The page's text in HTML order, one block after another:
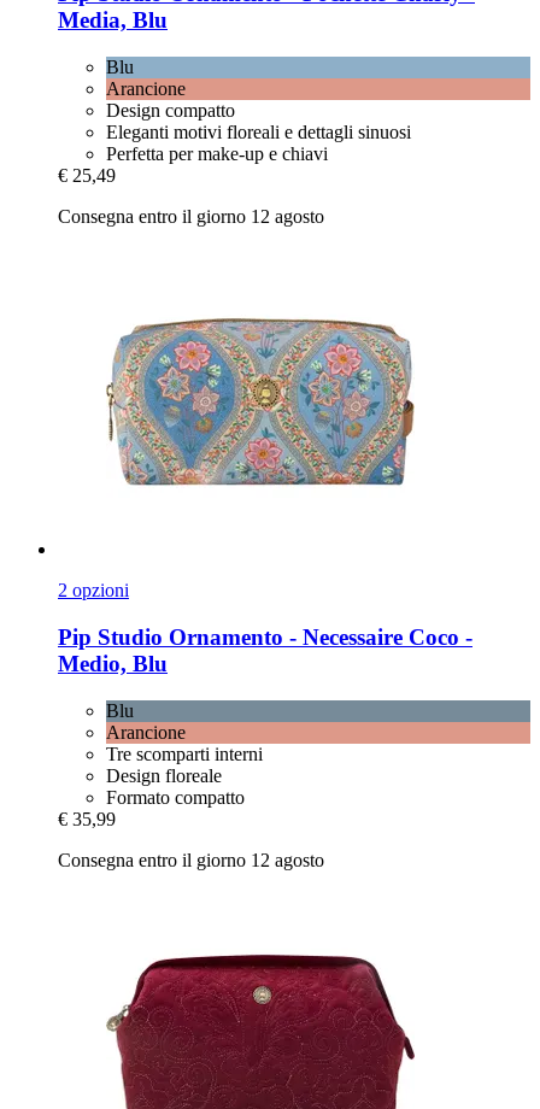
Media, Blu
Blu
Arancione
Design compatto
Eleganti motivi floreali e dettagli sinuosi
Perfetta per make-up e chiavi
€ 25,49
Consegna entro il giorno 12 agosto
2 opzioni
Pip Studio Ornamento -​ Necessaire Coco -​
Medio, Blu
Blu
Arancione
Tre scomparti interni
Design floreale
Formato compatto
€ 35,99
Consegna entro il giorno 12 agosto